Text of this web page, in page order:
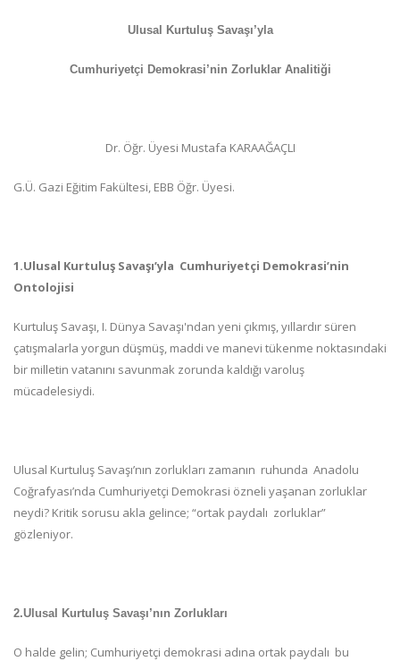
Ulusal Kurtuluş Savaşı’yla
Cumhuriyetçi Demokrasi’nin Zorluklar Analitiği
Dr. Öğr. Üyesi Mustafa KARAAĞAÇLI
G.Ü. Gazi Eğitim Fakültesi, EBB Öğr. Üyesi.
1.Ulusal Kurtuluş Savaşı’yla Cumhuriyetçi Demokrasi’nin
Ontolojisi
Kurtuluş Savaşı, I. Dünya Savaşı'ndan yeni çıkmış, yıllardır süren
çatışmalarla yorgun düşmüş, maddi ve manevi tükenme noktasındaki
bir milletin vatanını savunmak zorunda kaldığı varoluş
mücadelesiydi.
Ulusal Kurtuluş Savaşı’nın zorlukları zamanın ruhunda Anadolu
Coğrafyası’nda Cumhuriyetçi Demokrasi özneli yaşanan zorluklar
neydi? Kritik sorusu akla gelince; “ortak paydalı zorluklar”
gözleniyor.
2.Ulusal Kurtuluş Savaşı’nın Zorlukları
O halde gelin; Cumhuriyetçi demokrasi adına ortak paydalı bu